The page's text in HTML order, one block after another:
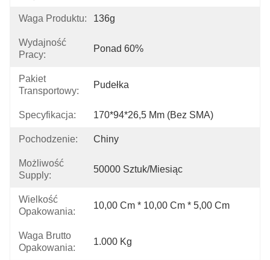
Waga Produktu: 136g
Wydajność
Pracy:
Ponad 60%
Pakiet
Transportowy:
Pudełka
Specyfikacja: 170*94*26,5 Mm (bez SMA)
Pochodzenie: Chiny
Możliwość
Supply:
50000 Sztuk/miesiąc
Wielkość
Opakowania:
10,00 Cm * 10,00 Cm * 5,00 Cm
Waga Brutto
Opakowania:
1.000 Kg